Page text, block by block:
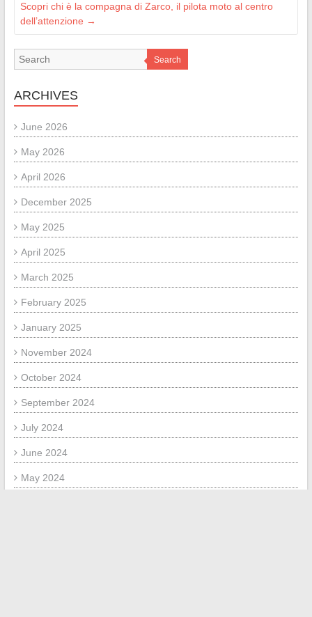
Scopri chi è la compagna di Zarco, il pilota moto al centro
dell’attenzione →
Search
ARCHIVES
June 2026
May 2026
April 2026
December 2025
May 2025
April 2025
March 2025
February 2025
January 2025
November 2024
October 2024
September 2024
July 2024
June 2024
May 2024